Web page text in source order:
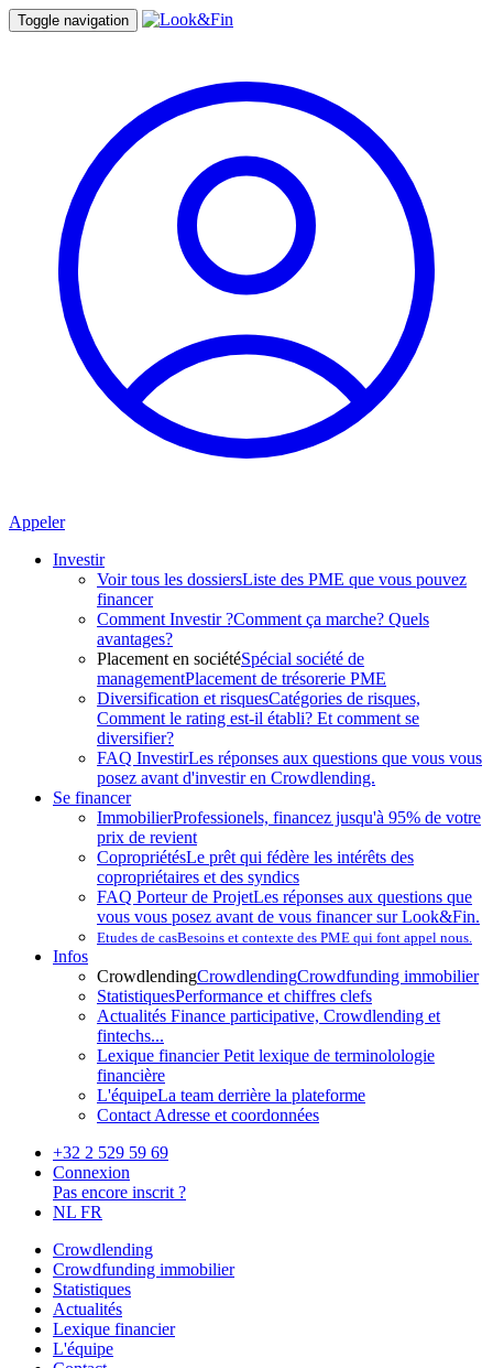
Toggle navigation
Appeler
Investir
Voir tous les dossiersListe des PME que vous pouvez
financer
Comment Investir ?Comment ça marche? Quels
avantages?
Placement en sociétéSpécial société de
managementPlacement de trésorerie PME
Diversification et risquesCatégories de risques,
Comment le rating est-il établi? Et comment se
diversifier?
FAQ InvestirLes réponses aux questions que vous vous
posez avant d'investir en Crowdlending.
Se financer
ImmobilierProfessionels, financez jusqu'à 95% de votre
prix de revient
CopropriétésLe prêt qui fédère les intérêts des
copropriétaires et des syndics
FAQ Porteur de ProjetLes réponses aux questions que
vous vous posez avant de vous financer sur Look&Fin.
Etudes de casBesoins et contexte des PME qui font appel nous.
Infos
CrowdlendingCrowdlendingCrowdfunding immobilier
StatistiquesPerformance et chiffres clefs
Actualités Finance participative, Crowdlending et
fintechs...
Lexique financierPetit lexique de terminolologie
financière
L'équipeLa team derrière la plateforme
Contact Adresse et coordonnées
+32 2 529 59 69
Connexion
Pas encore inscrit ?
NL FR
Crowdlending
Crowdfunding immobilier
Statistiques
Actualités
Lexique financier
L'équipe